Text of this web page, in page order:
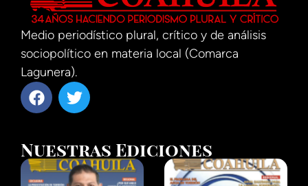
Medio periodístico plural, crítico y de análisis
sociopolítico en materia local (Comarca
Lagunera).
Nuestras Ediciones